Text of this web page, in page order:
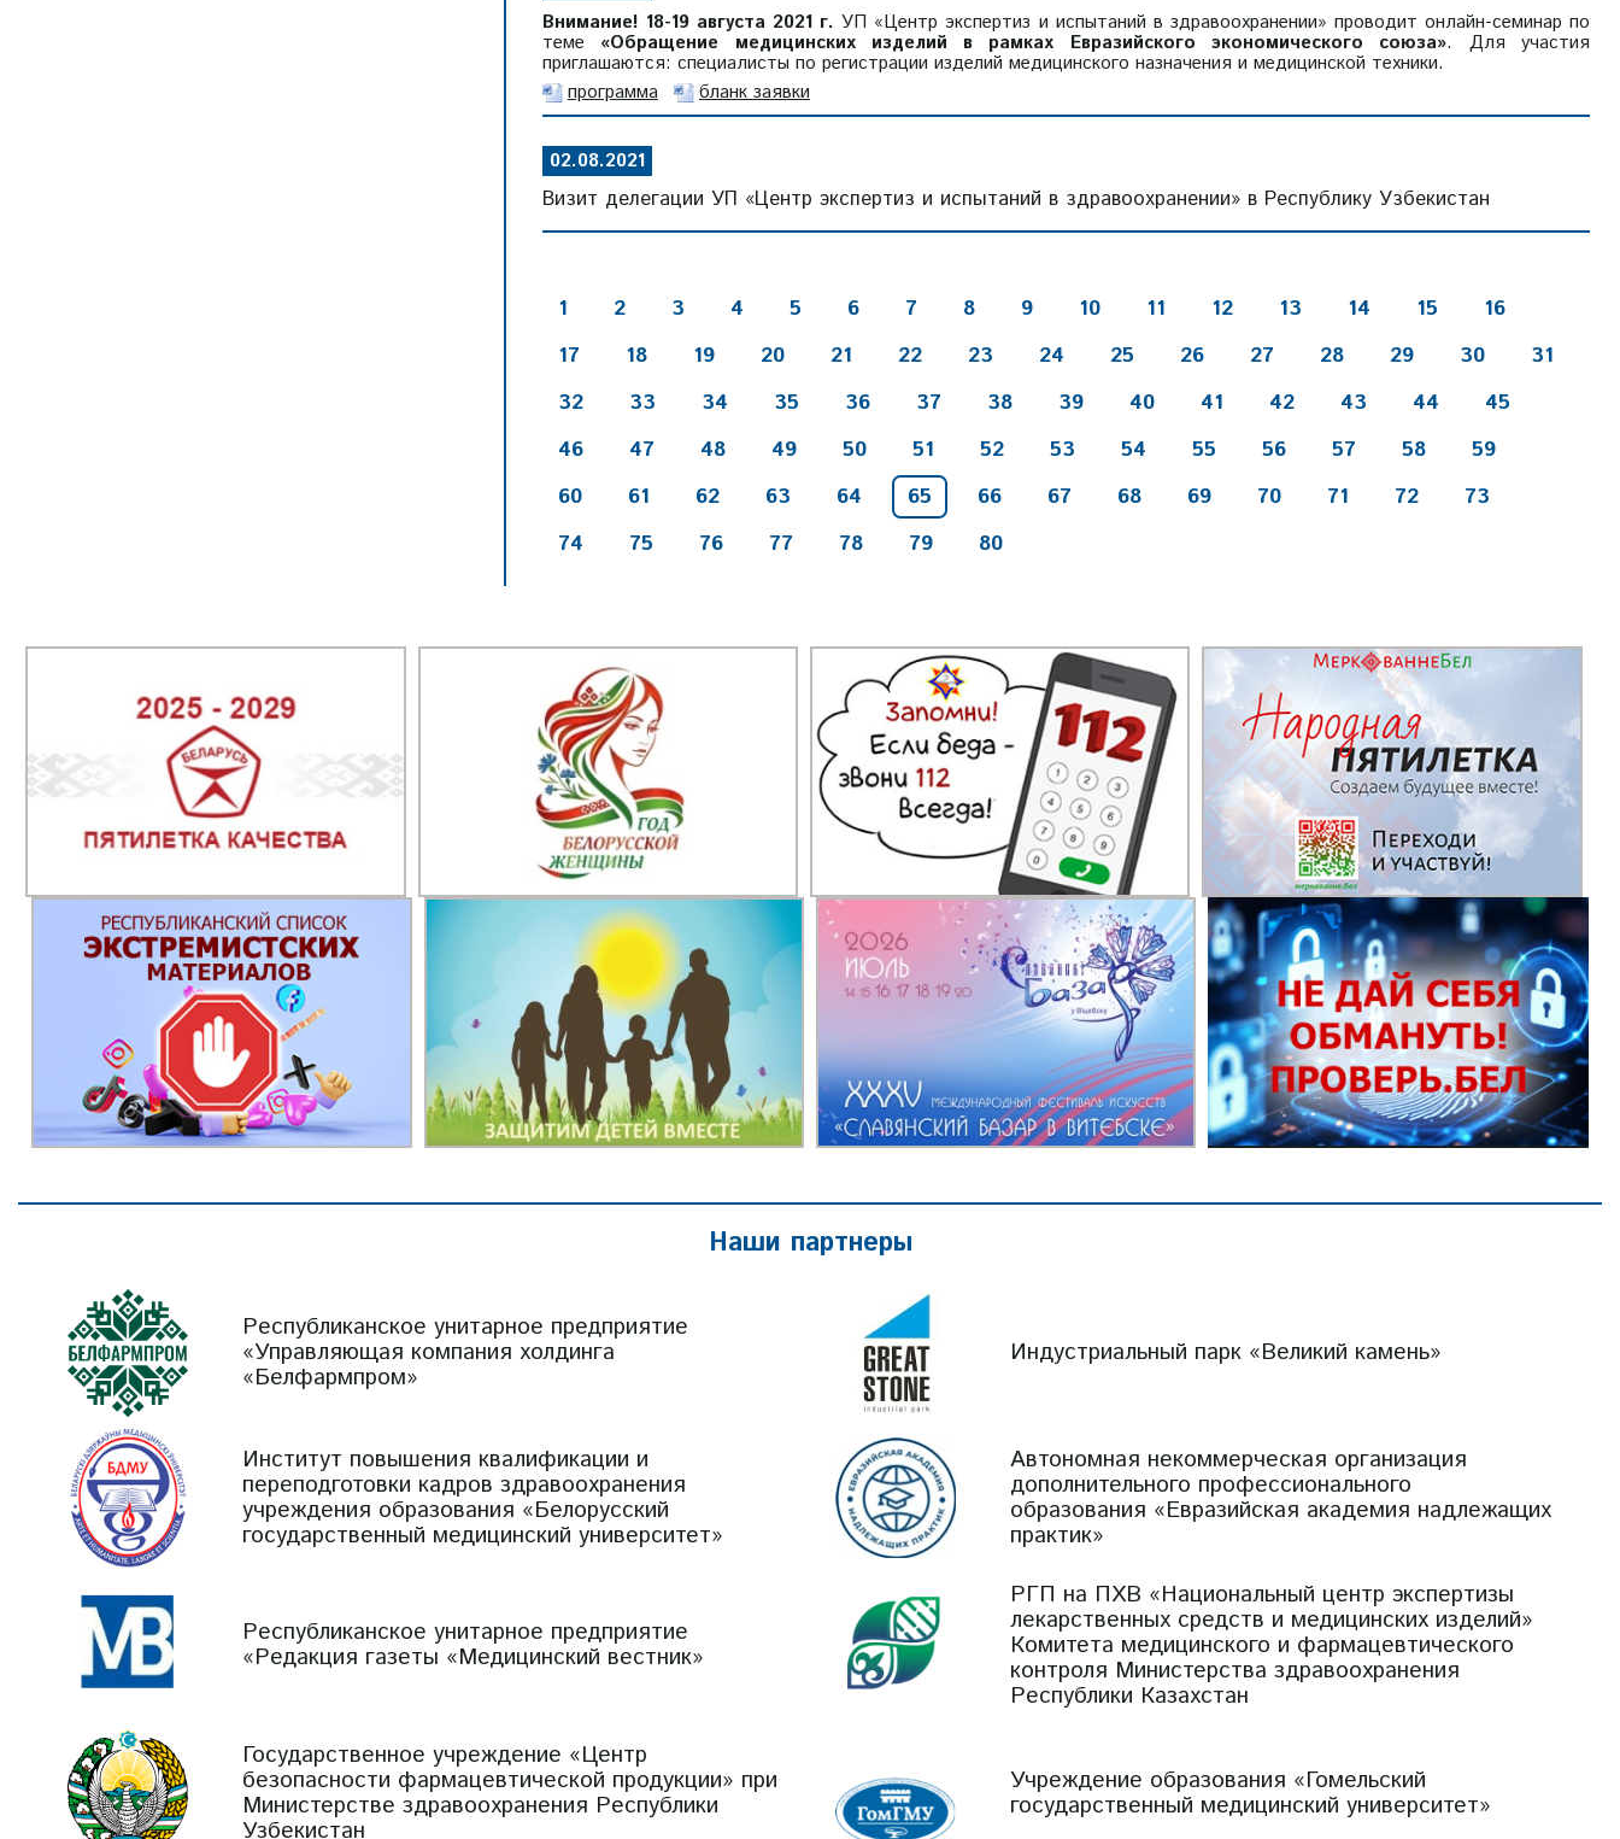
Внимание! 18-19 августа 2021 г. УП «Центр экспертиз и испытаний в здравоохранении» проводит онлайн-семинар по
теме «Обращение медицинских изделий в рамках Евразийского экономического союза». Для участия
приглашаются: специалисты по регистрации изделий медицинского назначения и медицинской техники.
программа
бланк заявки
02.08.2021
Визит делегации УП «Центр экспертиз и испытаний в здравоохранении» в Республику Узбекистан
1 2 3 4 5 6 7 8 9 10 11 12 13 14 15
16
17
18 19 20 21 22 23 24 25 26 27 28 29 30
31
32
33 34 35 36 37 38 39 40 41 42 43 44
45
46
47 48 49 50 51 52 53 54 55 56 57 58
59
60
61 62 63 64 65 66 67 68 69 70 71 72
73
74
75 76 77 78 79 80
Наши партнеры
Республиканское унитарное предприятие
«Управляющая компания холдинга
«Белфармпром»
Индустриальный парк «Великий камень»
Институт повышения квалификации и
переподготовки кадров здравоохранения
учреждения образования «Белорусский
государственный медицинский университет»
Автономная некоммерческая организация
дополнительного профессионального
образования «Евразийская академия надлежащих
практик»
Республиканское унитарное предприятие
«Редакция газеты «Медицинский вестник»
РГП на ПХВ «Национальный центр экспертизы
лекарственных средств и медицинских изделий»
Комитета медицинского и фармацевтического
контроля Министерства здравоохранения
Республики Казахстан
Государственное учреждение «Центр
безопасности фармацевтической продукции» при
Министерстве здравоохранения Республики
Узбекистан
Учреждение образования «Гомельский
государственный медицинский университет»